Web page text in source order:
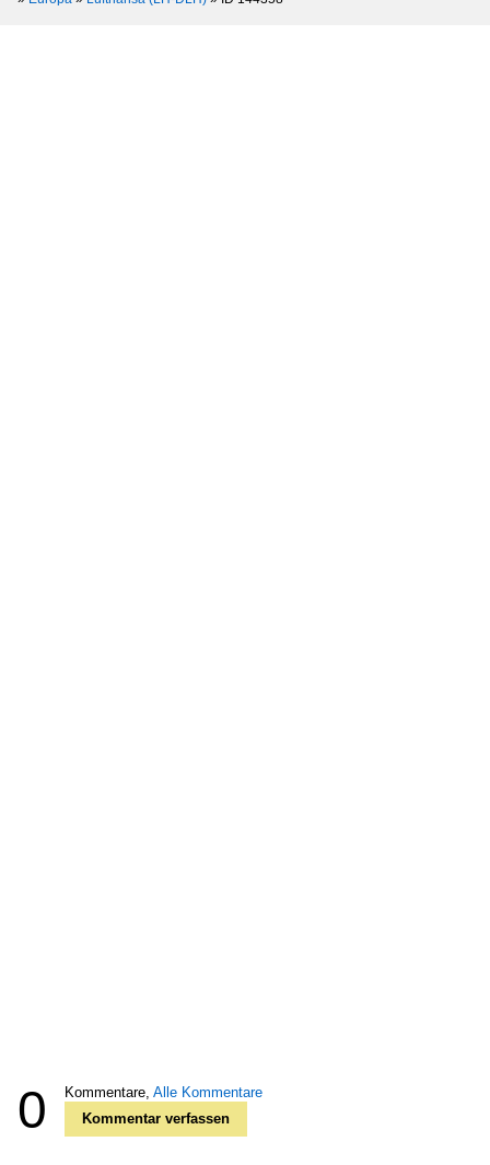
0 Kommentare, Alle Kommentare
Kommentar verfassen